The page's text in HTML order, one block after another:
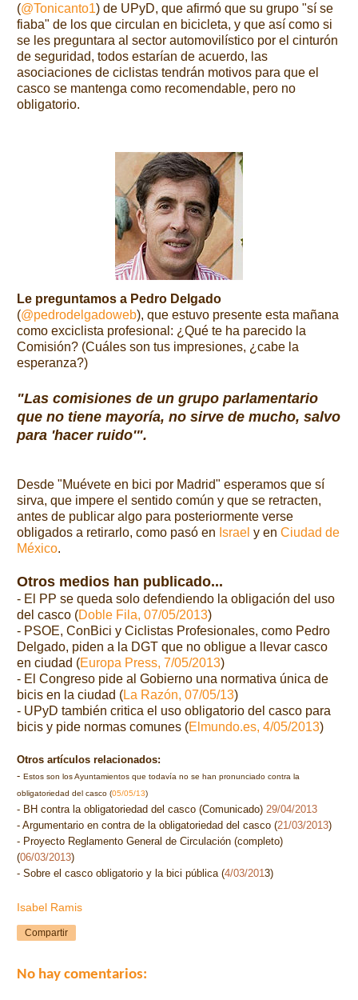
(@Tonicanto1) de UPyD, que afirmó que su grupo "sí se
fiaba" de los que circulan en bicicleta, y que así como si
se les preguntara al sector automovilístico por el cinturón
de seguridad, todos estarían de acuerdo, las
asociaciones de ciclistas tendrán motivos para que el
casco se mantenga como recomendable, pero no
obligatorio.
Le preguntamos a Pedro Delgado
(@pedrodelgadoweb), que estuvo presente esta mañana
como exciclista profesional: ¿Qué te ha parecido la
Comisión? (Cuáles son tus impresiones, ¿cabe la
esperanza?)
"Las comisiones de un grupo parlamentario
que no tiene mayoría, no sirve de mucho, salvo
para 'hacer ruido'".
Desde "Muévete en bici por Madrid" esperamos que sí
sirva, que impere el sentido común y que se retracten,
antes de publicar algo para posteriormente verse
obligados a retirarlo, como pasó en Israel y en Ciudad de
México.
Otros medios han publicado...
- El PP se queda solo defendiendo la obligación del uso
del casco (Doble Fila, 07/05/2013)
- PSOE, ConBici y Ciclistas Profesionales, como Pedro
Delgado, piden a la DGT que no obligue a llevar casco
en ciudad (Europa Press, 7/05/2013)
- El Congreso pide al Gobierno una normativa única de
bicis en la ciudad (La Razón, 07/05/13)
- UPyD también critica el uso obligatorio del casco para
bicis y pide normas comunes (Elmundo.es, 4/05/2013)
Otros artículos relacionados:
- Estos son los Ayuntamientos que todavía no se han pronunciado contra la
obligatoriedad del casco (05/05/13)
- BH contra la obligatoriedad del casco (Comunicado) 29/04/2013
- Argumentario en contra de la obligatoriedad del casco (21/03/2013)
- Proyecto Reglamento General de Circulación (completo)
(06/03/2013)
- Sobre el casco obligatorio y la bici pública (4/03/201 3)
Isabel Ramis
Compartir
No hay comentarios: